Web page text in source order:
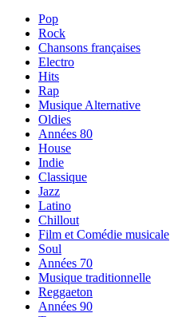
Pop
Rock
Chansons françaises
Electro
Hits
Rap
Musique Alternative
Oldies
Années 80
House
Indie
Classique
Jazz
Latino
Chillout
Film et Comédie musicale
Soul
Années 70
Musique traditionnelle
Reggaeton
Années 90